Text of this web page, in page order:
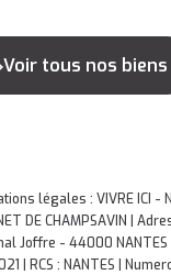
Voir tous nos biens
légales : VIVRE ICI -
DE CHAMPSAVIN |
Joffre - 44000 NANTES |
| RCS : NANTES |